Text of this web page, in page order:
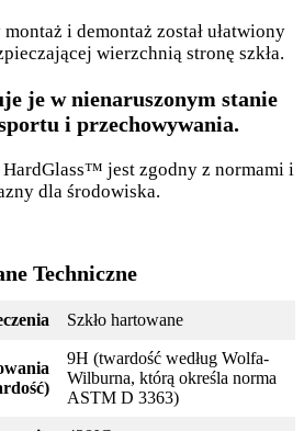
i demontaż został ułatwiony
wierzchnią stronę szkła.
je w nienaruszonym stanie
i przechowywania.
HardGlass™ jest zgodny z normami i
dla środowiska.
Techniczne
Szkło hartowane
9H (twardość według Wolfa-
Wilburna, którą określa norma
ASTM D 3363)